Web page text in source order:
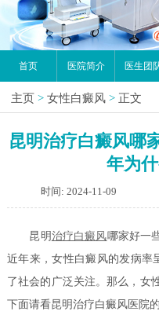
首页 医院简介 医生团
主页 > 女性白癜风 > 正文
昆明治疗白癜风哪
年为
时间: 2024-11-09
昆明治疗白癜风哪家好一
近年来，女性白癜风的发病率
了社会的广泛关注。那么，女
下面请看昆明治疗白癜风医院的